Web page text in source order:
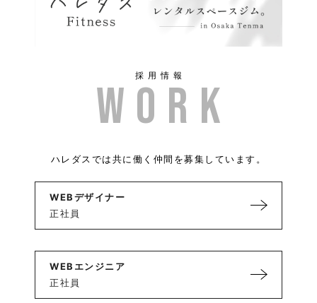
採用情報
ハレダスでは共に働く仲間を募集しています。
WEBデザイナー
正社員
WEBエンジニア
正社員